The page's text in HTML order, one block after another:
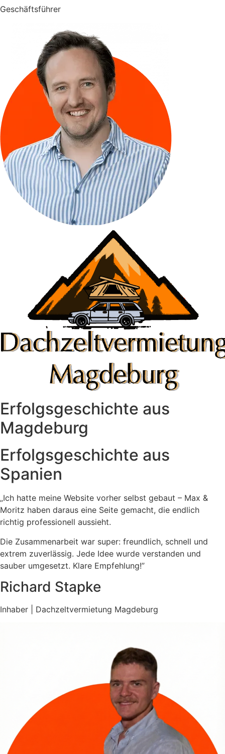
Geschäftsführer
Erfolgsgeschichte aus
Magdeburg
Erfolgsgeschichte aus
Spanien
„Ich hatte meine Website vorher selbst gebaut – Max &
Moritz haben daraus eine Seite gemacht, die endlich
richtig professionell aussieht.
Die Zusammenarbeit war super: freundlich, schnell und
extrem zuverlässig. Jede Idee wurde verstanden und
sauber umgesetzt. Klare Empfehlung!”
Richard Stapke
Inhaber | Dachzeltvermietung Magdeburg